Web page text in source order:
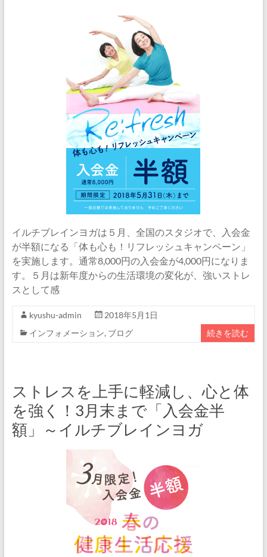
イルチブレインヨガは５月、全国のスタジオで、入会金
が半額になる「体も心も！リフレッシュキャンペーン」
を実施します。通常8,000円の入会金が4,000円になりま
す。５月は新年度からの生活環境の変化が、強いストレ
スとして感
kyushu-admin
2018年5月1日
インフォメーション, ブログ 続きを読む
ストレスを上手に軽減し、心と体
を強く！3月末まで「入会金半
額」～イルチブレインヨガ